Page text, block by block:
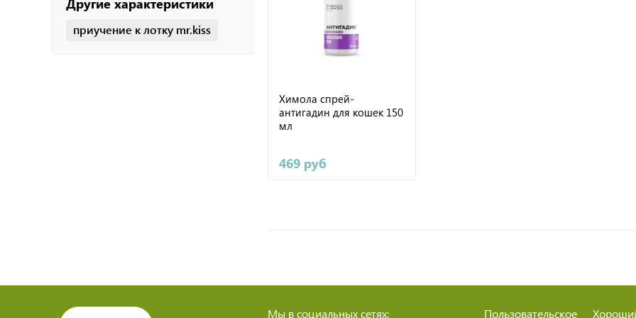
Другие характеристики
приучение к лотку mr.kiss
Химола спрей-
антигадин для кошек 150
мл
469 руб
Мы в социальных сетях: Пользовательское